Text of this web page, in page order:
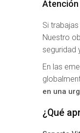
Atención
Si
Nuestro
seguridad
En las
en una
¿Qué